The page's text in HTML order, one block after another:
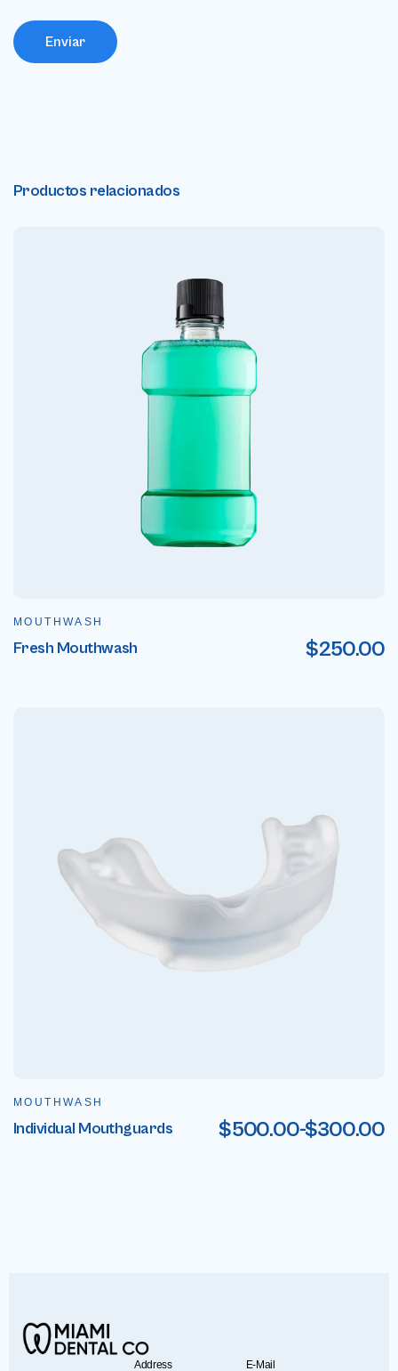
Productos relacionados
MOUTHWASH
Fresh Mouthwash $250.00
MOUTHWASH
Individual Mouthguards $300.00
-
$500.00
Address E-Mail